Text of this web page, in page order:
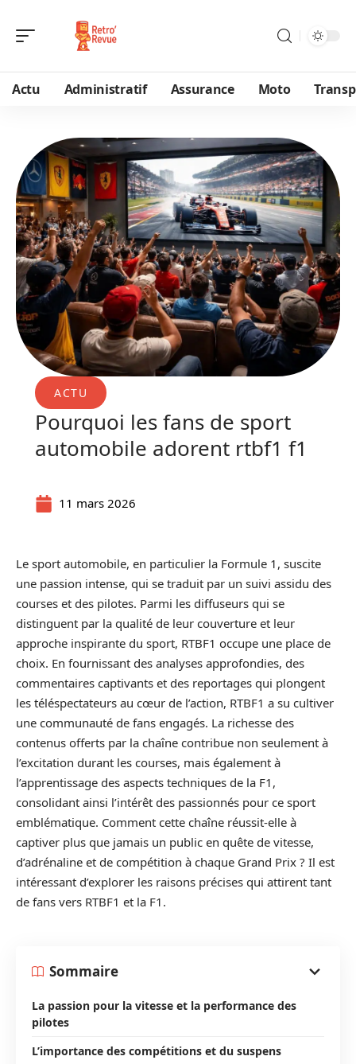
Actu Administratif Assurance Moto
ACTU
Pourquoi les fans de sport
automobile adorent rtbf1 f1
11 mars 2026
Le sport automobile, en particulier la Formule 1, suscite
une passion intense, qui se traduit par un suivi assidu des
courses et des pilotes. Parmi les diffuseurs qui se
distinguent par la qualité de leur couverture et leur
approche inspirante du sport, RTBF1 occupe une place de
choix. En fournissant des analyses approfondies, des
commentaires captivants et des reportages qui plongent
les téléspectateurs au cœur de l’action, RTBF1 a su cultiver
une communauté de fans engagés. La richesse des
contenus offerts par la chaîne contribue non seulement à
l’excitation durant les courses, mais également à
l’apprentissage des aspects techniques de la F1,
consolidant ainsi l’intérêt des passionnés pour ce sport
emblématique. Comment cette chaîne réussit-elle à
captiver plus que jamais un public en quête de vitesse,
d’adrénaline et de compétition à chaque Grand Prix ? Il est
intéressant d’explorer les raisons précises qui attirent tant
de fans vers RTBF1 et la F1.
Sommaire
La passion pour la vitesse et la performance des
pilotes
L’importance des compétitions et du suspens